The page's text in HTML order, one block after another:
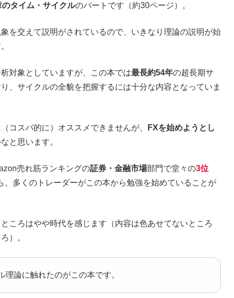
のタイム・サイクルのパートです（約30ページ）。
を交えて説明がされているので、いきなり理論の説明が始
対象としていますが、この本では最長約54年の超長期サ
、サイクルの全貌を把握するには十分な内容となっていま
コスパ的に）オススメできませんが、
FXを始めようとし
と思います。
売れ筋ランキングの証券・金融市場部門で堂々の3位
、多くのトレーダーがこの本から勉強を始めていることが
ころはやや時代を感じます（内容は色あせてないところ
）。
論に触れたのがこの本です。